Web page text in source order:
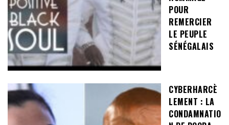
POUR
REMERCIER
LE PEUPLE
SÉNÉGALAIS
CYBERHARCÈ
LEMENT : LA
CONDAMNATIO